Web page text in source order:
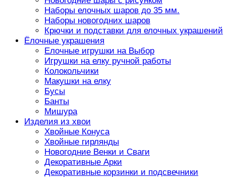
Наборы елочных шаров до 35 мм.
Наборы новогодних шаров
Крючки и подставки для елочных украшений
Ёлочные украшения
Елочные игрушки на Выбор
Игрушки на елку ручной работы
Колокольчики
Макушки на елку
Бусы
Банты
Мишура
Изделия из хвои
Хвойные Конуса
Хвойные гирлянды
Новогодние Венки и Сваги
Декоративные Арки
Декоративные корзинки и подсвечники